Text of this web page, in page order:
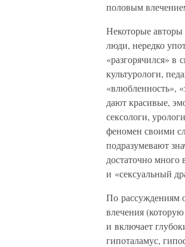
половым
Некоторые
люди, нередко
«разгорячился»
культурологи,
«влюбленность»,
дают красивые,
сексологи,
феномен своими
подразумевают
достаточно много
и «сексуальный
По рассуждениям
влечения
и включает
гипоталамус,